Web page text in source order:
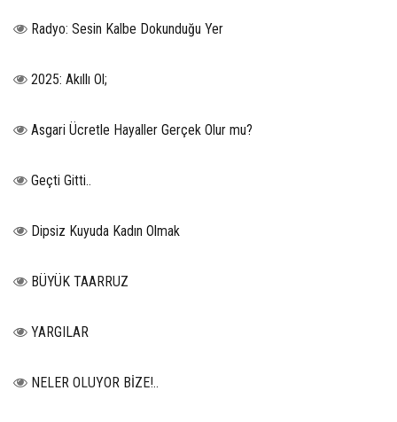
Radyo: Sesin Kalbe Dokunduğu Yer
2025: Akıllı Ol;
Asgari Ücretle Hayaller Gerçek Olur mu?
Geçti Gitti..
Dipsiz Kuyuda Kadın Olmak
BÜYÜK TAARRUZ
YARGILAR
NELER OLUYOR BİZE!..